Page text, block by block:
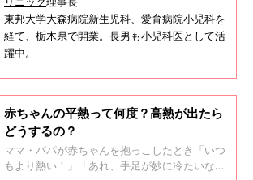
東邦大学大森病院新生児科、愛育病院小児科を
経て、栃木県で開業。長男も小児科医として活
躍中。
赤ちゃんの平熱って何度？高熱が出たら
どうするの？
ママ・パパが赤ちゃんを抱っこしたとき「いつ
もより熱い！」「あれ、手足が妙に冷たいな」